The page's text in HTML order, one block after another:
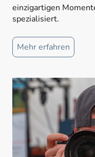
einzigartigen
spezialisiert.
Mehr erfahren